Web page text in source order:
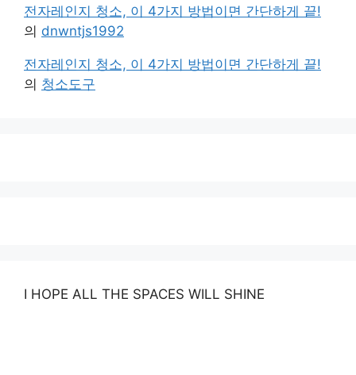
전자레인지 청소, 이 4가지 방법이면 간단하게 끝!
의 dnwntjs1992
전자레인지 청소, 이 4가지 방법이면 간단하게 끝!
의 청소도구
I HOPE ALL THE SPACES WILL SHINE